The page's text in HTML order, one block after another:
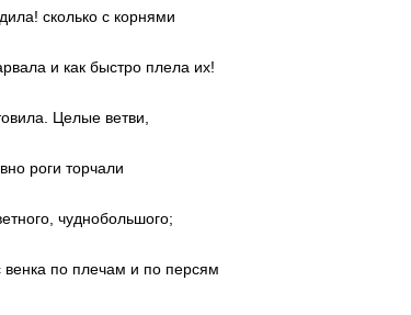
сколько с корнями
и как быстро плела их!
Целые ветви,
роги торчали
чуднобольшого;
по плечам и по персям